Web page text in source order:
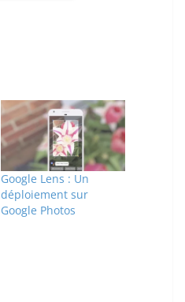
Google Lens : Un
déploiement sur
Google Photos